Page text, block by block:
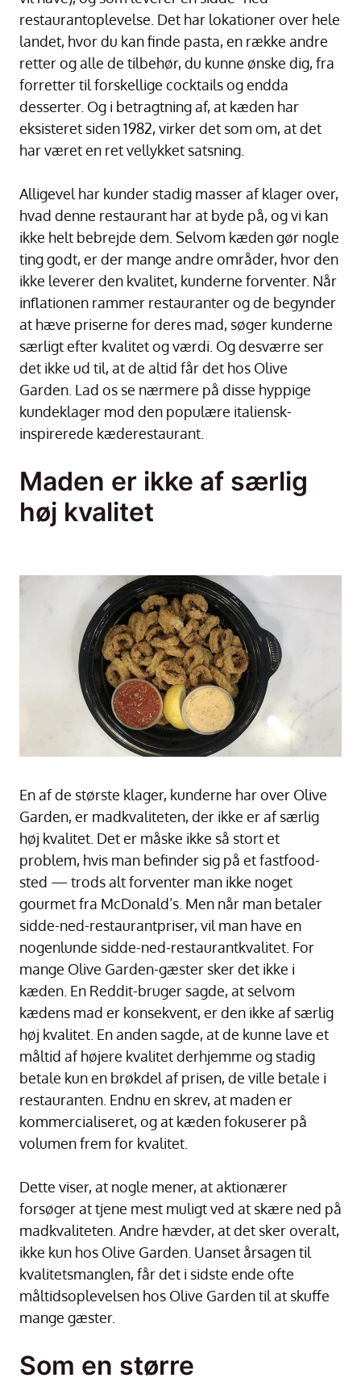
restaurantoplevelse. Det har lokationer over hele
landet, hvor du kan finde pasta, en række andre
retter og alle de tilbehør, du kunne ønske dig, fra
forretter til forskellige cocktails og endda
desserter. Og i betragtning af, at kæden har
eksisteret siden 1982, virker det som om, at det
har været en ret vellykket satsning.
Alligevel har kunder stadig masser af klager over,
hvad denne restaurant har at byde på, og vi kan
ikke helt bebrejde dem. Selvom kæden gør nogle
ting godt, er der mange andre områder, hvor den
ikke leverer den kvalitet, kunderne forventer. Når
inflationen rammer restauranter og de begynder
at hæve priserne for deres mad, søger kunderne
særligt efter kvalitet og værdi. Og desværre ser
det ikke ud til, at de altid får det hos Olive
Garden. Lad os se nærmere på disse hyppige
kundeklager mod den populære italiensk-
inspirerede kæderestaurant.
Maden er ikke af særlig
høj kvalitet
En af de største klager, kunderne har over Olive
Garden, er madkvaliteten, der ikke er af særlig
høj kvalitet. Det er måske ikke så stort et
problem, hvis man befinder sig på et fastfood-
sted — trods alt forventer man ikke noget
gourmet fra McDonald’s. Men når man betaler
sidde-ned-restaurantpriser, vil man have en
nogenlunde sidde-ned-restaurantkvalitet. For
mange Olive Garden-gæster sker det ikke i
kæden. En Reddit-bruger sagde, at selvom
kædens mad er konsekvent, er den ikke af særlig
høj kvalitet. En anden sagde, at de kunne lave et
måltid af højere kvalitet derhjemme og stadig
betale kun en brøkdel af prisen, de ville betale i
restauranten. Endnu en skrev, at maden er
kommercialiseret, og at kæden fokuserer på
volumen frem for kvalitet.
Dette viser, at nogle mener, at aktionærer
forsøger at tjene mest muligt ved at skære ned på
madkvaliteten. Andre hævder, at det sker overalt,
ikke kun hos Olive Garden. Uanset årsagen til
kvalitetsmanglen, får det i sidste ende ofte
måltidsoplevelsen hos Olive Garden til at skuffe
mange gæster.
Som en større